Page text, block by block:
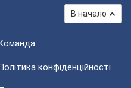
В начало
конфіденційності